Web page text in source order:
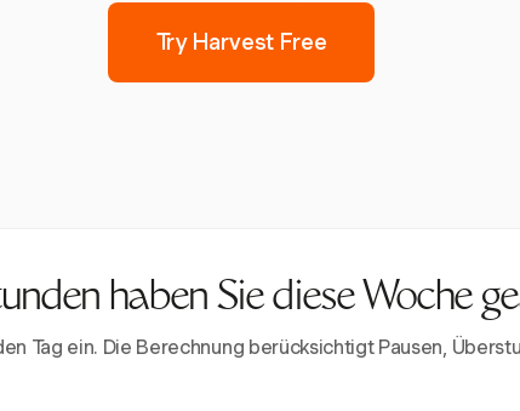
Try Harvest Free
haben Sie diese Woche
Tag ein. Die Berechnung berücksichtigt Pausen,